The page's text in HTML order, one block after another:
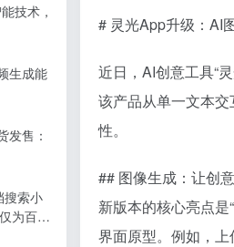
# 灵光App升级：AI
近日，AI创意工具“
该产品从单一文本
性。
## 图像生成：让创
新版本的核心亮点
界面原型。例如，
技术，
生成能
发售：
搜索小
为百分